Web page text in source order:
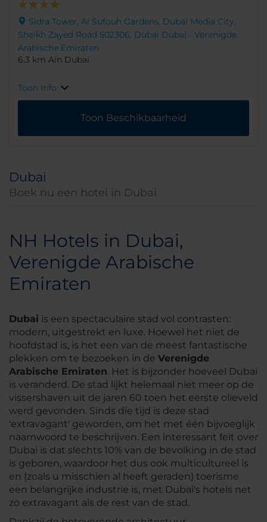
Sidra Tower, Al Sufouh Gardens, Dubai Media City,
Sheikh Zayed Road 502306, Dubai Dubai - Verenigde
Arabische Emiraten
6.3 km Ain Dubai
Toon info
Toon Beschikbaarheid
Dubai
Boek nu een hotel in Dubai
NH Hotels in Dubai,
Verenigde Arabische
Emiraten
Dubai is een spectaculaire stad vol contrasten:
modern, uitgestrekt en luxe. Hoewel het niet de
hoofdstad is, is het een van de meest fantastische
plekken om te bezoeken in de Verenigde
Arabische Emiraten. Het is bijzonder hoeveel Dubai
is veranderd. De stad lijkt helemaal niet meer op de
vissershaven uit de jaren 60 toen het eerste olieveld
werd gevonden. Sinds die tijd is deze stad
'extravagant' geworden, om het met één bijvoeglijk
naamwoord te beschrijven. Een interessant feit over
Dubai is dat slechts 10% van de bevolking in de stad
is geboren, waardoor het dus ook multicultureel is
en (zoals u misschien al heeft geraden) toerisme
een belangrijke industrie is, met Dubai's hotels net
zo extravagant als de rest van de stad.